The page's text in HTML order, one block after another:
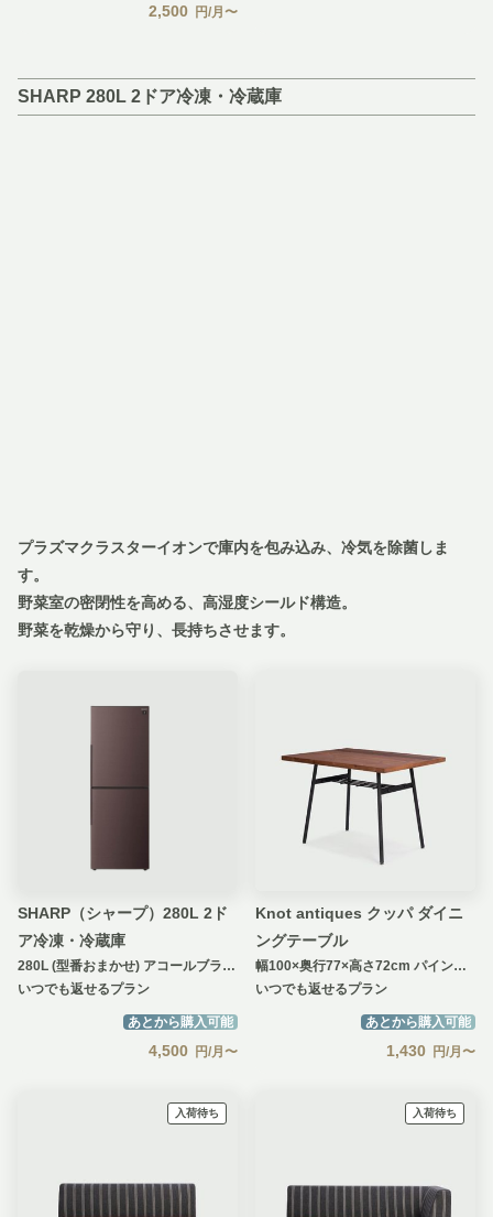
2,500 円/月〜
SHARP 280L 2ドア冷凍・冷蔵庫
プラズマクラスターイオンで庫内を包み込み、冷気を除菌しま
す。
野菜室の密閉性を高める、高湿度シールド構造。
野菜を乾燥から守り、長持ちさせます。
SHARP（シャープ）280L 2ド
ア冷凍・冷蔵庫
280L (型番おまかせ) アコールブラウン
いつでも返せるプラン
あとから購入可能
4,500 円/月〜
Knot antiques クッパ ダイニ
ングテーブル
幅100×奥行77×高さ72cm パイン古材
いつでも返せるプラン
あとから購入可能
1,430 円/月〜
入荷待ち 入荷待ち